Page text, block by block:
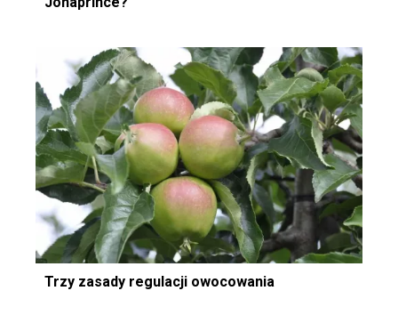
Trzy zasady regulacji owocowania